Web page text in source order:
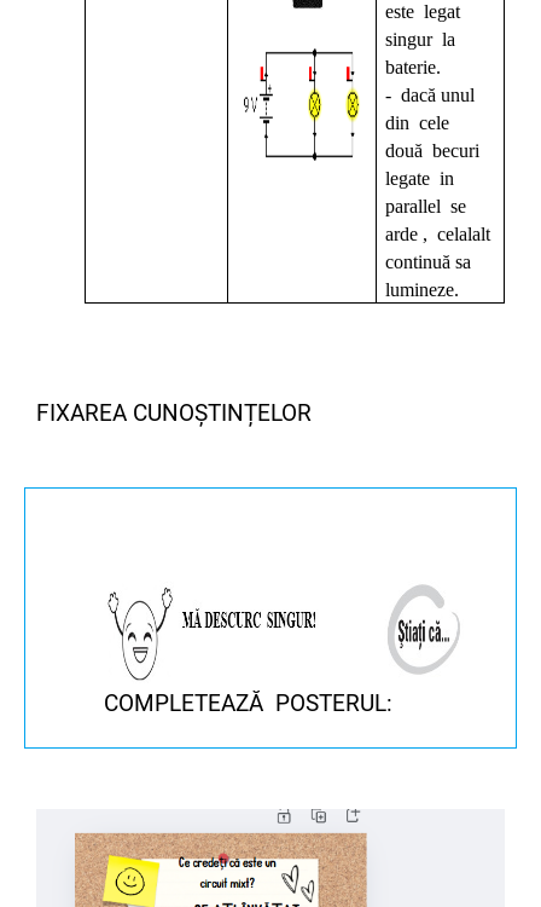
este legat
singur la
baterie.
- dacă unul
din cele
două becuri
legate in
parallel se
arde , celalalt
continuă sa
lumineze.
FIXAREA CUNOȘTINȚELOR
COMPLETEAZĂ POSTERUL: